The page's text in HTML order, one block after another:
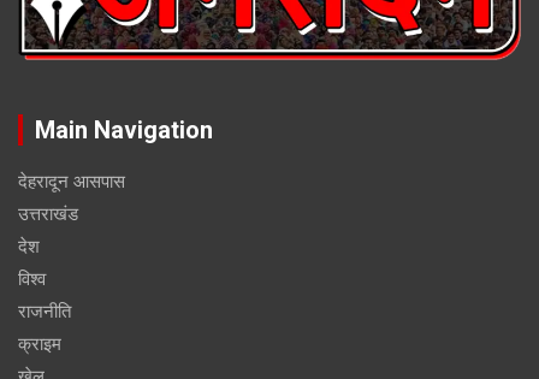
Main Navigation
देहरादून आसपास
उत्तराखंड
देश
विश्व
राजनीति
क्राइम